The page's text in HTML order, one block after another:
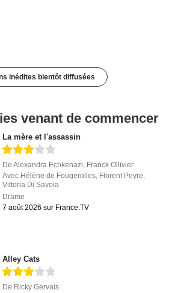
inédites bientôt diffusées
venant de commencer
La mère et l'assassin
DeAlexandra Echkenazi, Franck Ollivier
Avec Hélène de Fougerolles, Florent Peyre,
Vittoria Di Savoia
Drame
7 août 2026 sur France.TV
Alley Cats
De Ricky Gervais